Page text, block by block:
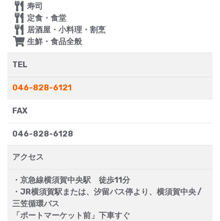
寿司
定食・食堂
居酒屋・小料理・割烹
生鮮・食品全般
TEL
046-828-6121
FAX
046-828-6128
アクセス
・京急線横須賀中央駅 徒歩11分
・JR横須賀駅または、汐留バス停より、横須賀中央 /
三笠循環バス
「ポートマーケット前」下車すぐ